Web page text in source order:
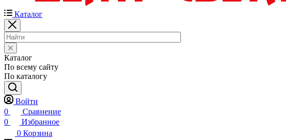
Каталог
Каталог
По всему сайту
По каталогу
Войти
0
Сравнение
0
Избранное
0 Корзина